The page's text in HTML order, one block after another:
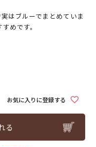
はブルーでまとめていま
めです。
お気に入りに登録する
る